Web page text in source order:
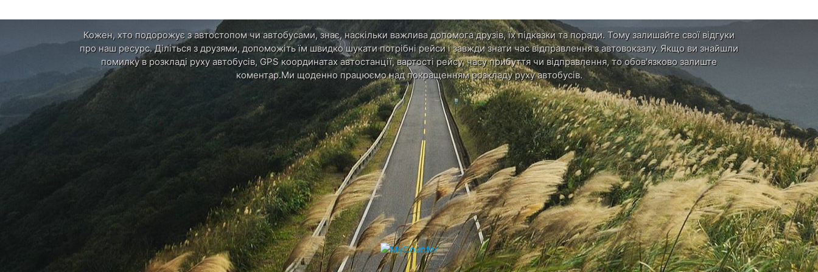
Кожен, хто подорожує з автостопом чи автобусами, знає, наскільки важлива допомога друзів, їх підказки та поради. Тому залишайте свої відгуки
про наш ресурс. Діліться з друзями, допоможіть їм швидко шукати потрібні рейси і завжди знати час відправлення з автовокзалу. Якщо ви знайшли
помилку в розкладі руху автобусів, GPS координатах автостанції, вартості рейсу, часу прибуття чи відправлення, то обов'язково залиште
коментар.Ми щоденно працюємо над покращенням розкладу руху автобусів.